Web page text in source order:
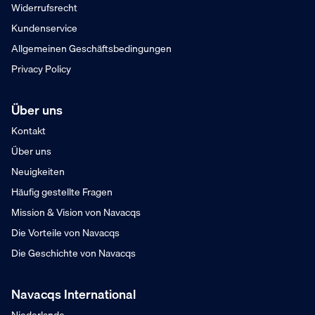
Widerrufsrecht
Kundenservice
Allgemeinen Geschäftsbedingungen
Privacy Policy
Über uns
Kontakt
Über uns
Neuigkeiten
Häufig gestellte Fragen
Mission & Vision von Navacqs
Die Vorteile von Navacqs
Die Geschichte von Navacqs
Navacqs International